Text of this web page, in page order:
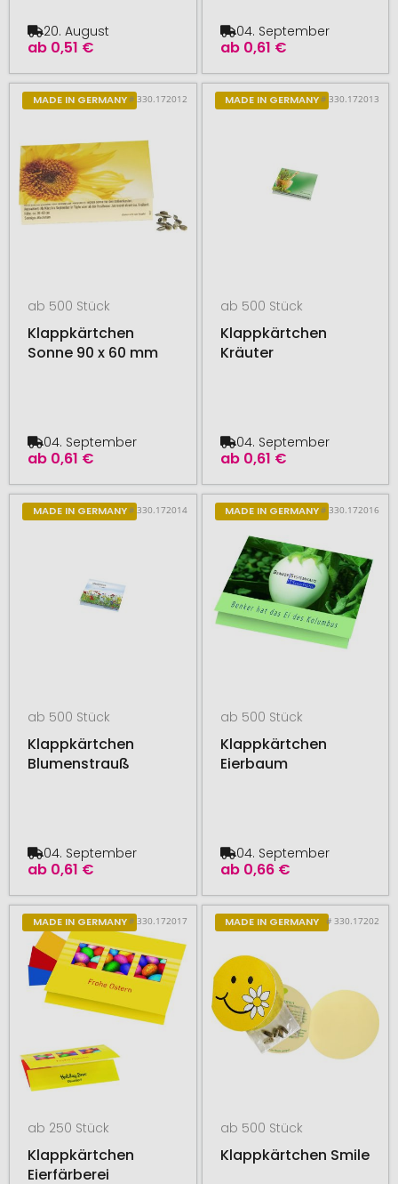
ab 0,51 €
20. August
ab 0,61 €
04. September
MADE IN GERMANY# 330.172012
ab 500 Stück
Klappkärtchen
Sonne 90 x 60 mm
ab 0,61 €
04. September
MADE IN GERMANY# 330.172013
ab 500 Stück
Klappkärtchen
Kräuter
ab 0,61 €
04. September
MADE IN GERMANY# 330.172014
ab 500 Stück
Klappkärtchen
Blumenstrauß
ab 0,61 €
04. September
MADE IN GERMANY# 330.172016
ab 500 Stück
Klappkärtchen
Eierbaum
ab 0,66 €
04. September
MADE IN GERMANY# 330.172017
ab 250 Stück
Klappkärtchen
Eierfärberei
MADE IN GERMANY # 330.17202
ab 500 Stück
Klappkärtchen Smile